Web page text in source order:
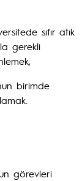
sıfır atık
gerekli
birimde
görevleri